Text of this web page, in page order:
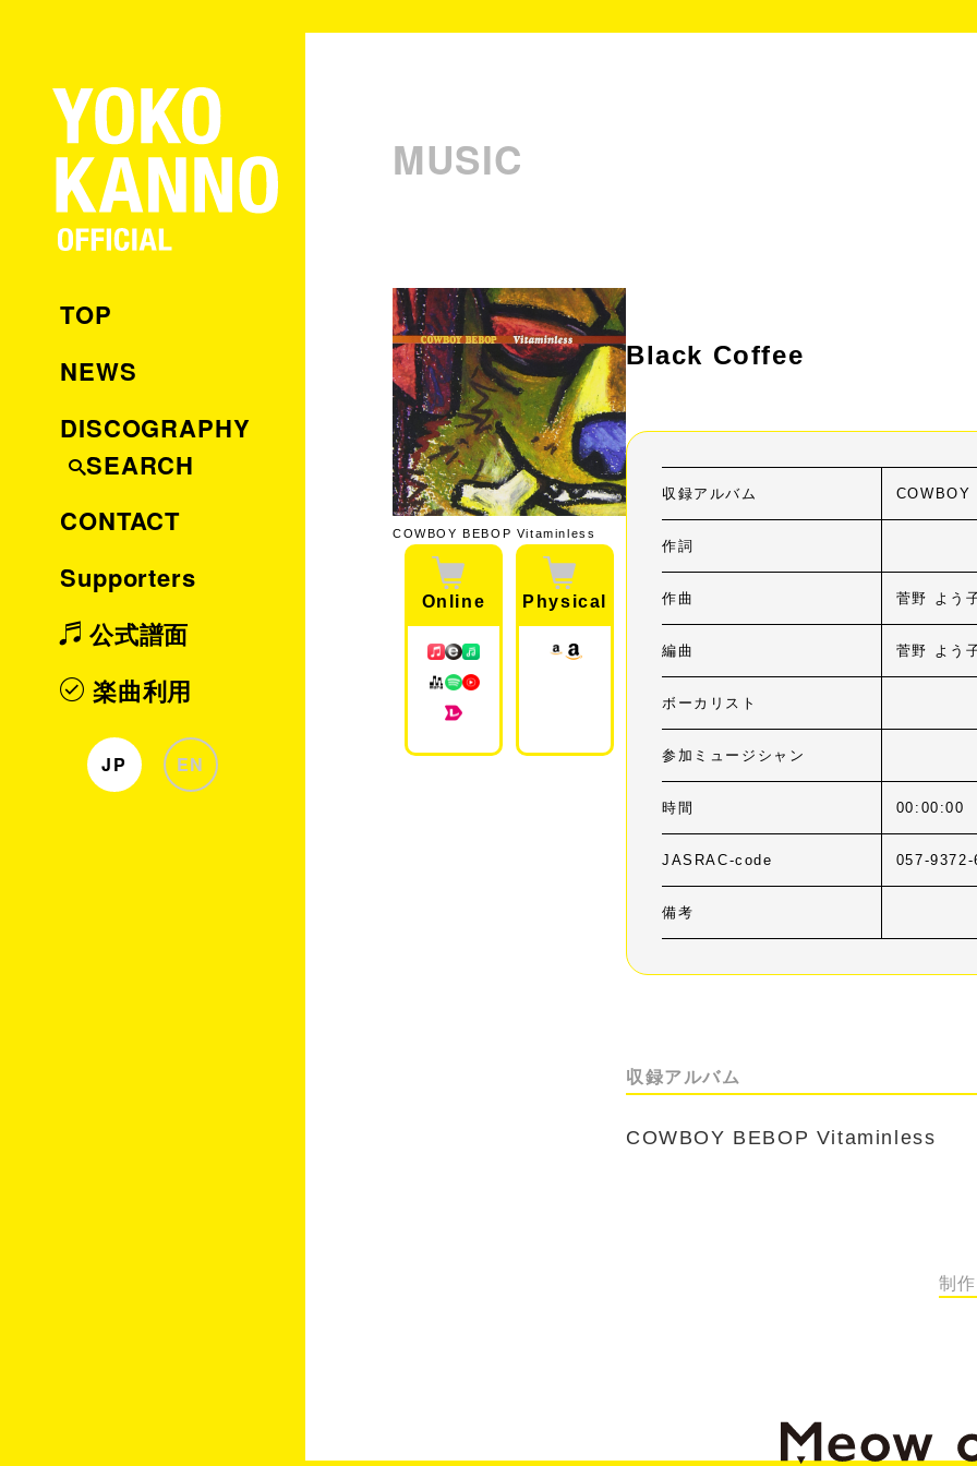
TOP
NEWS
DISCOGRAPHY
SEARCH
CONTACT
Supporters
公式譜面
楽曲利用
JP EN
MUSIC
COWBOY BEBOP Vitaminless
Online Physical
Black Coffee
収録アルバム
作詞
作曲 菅野 よう
編曲 菅野 よう
ボーカリスト
参加ミュージシャン
時間 00:00:00
JASRAC-code 057-9372-
備考
収録アルバム
COWBOY BEBOP Vitaminless
制